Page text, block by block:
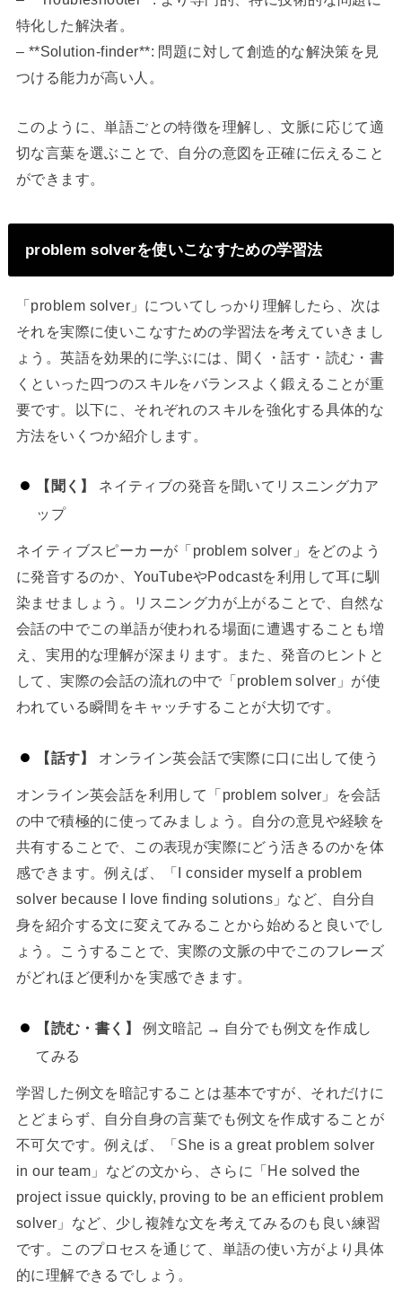
特化した解決者。
– **Solution-finder**: 問題に対して創造的な解決策を見
つける能力が高い人。
このように、単語ごとの特徴を理解し、文脈に応じて適
切な言葉を選ぶことで、自分の意図を正確に伝えること
ができます。
problem solverを使いこなすための学習法
「problem solver」についてしっかり理解したら、次は
それを実際に使いこなすための学習法を考えていきまし
ょう。英語を効果的に学ぶには、聞く・話す・読む・書
くといった四つのスキルをバランスよく鍛えることが重
要です。以下に、それぞれのスキルを強化する具体的な
方法をいくつか紹介します。
【聞く】
ネイティブの発音を聞いてリスニング力ア
ップ
ネイティブスピーカーが「problem solver」をどのよう
に発音するのか、YouTubeやPodcastを利用して耳に馴
染ませましょう。リスニング力が上がることで、自然な
会話の中でこの単語が使われる場面に遭遇することも増
え、実用的な理解が深まります。また、発音のヒントと
して、実際の会話の流れの中で「problem solver」が使
われている瞬間をキャッチすることが大切です。
【話す】 オンライン英会話で実際に口に出して使う
オンライン英会話を利用して「problem solver」を会話
の中で積極的に使ってみましょう。自分の意見や経験を
共有することで、この表現が実際にどう活きるのかを体
感できます。例えば、「I consider myself a problem
solver because I love finding solutions」など、自分自
身を紹介する文に変えてみることから始めると良いでし
ょう。こうすることで、実際の文脈の中でこのフレーズ
がどれほど便利かを実感できます。
【読む・書く】
例文暗記 → 自分でも例文を作成し
てみる
学習した例文を暗記することは基本ですが、それだけに
とどまらず、自分自身の言葉でも例文を作成することが
不可欠です。例えば、「She is a great problem solver
in our team」などの文から、さらに「He solved the
project issue quickly, proving to be an efficient problem
solver」など、少し複雑な文を考えてみるのも良い練習
です。このプロセスを通じて、単語の使い方がより具体
的に理解できるでしょう。